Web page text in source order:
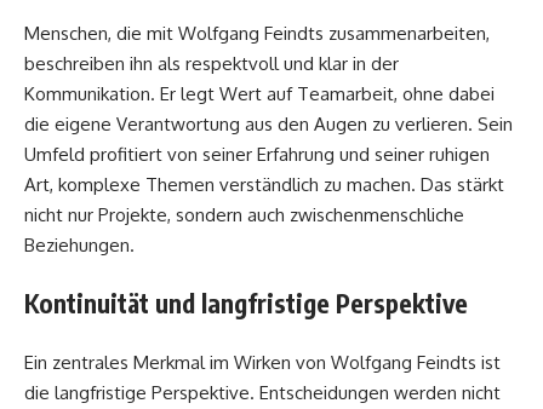
Menschen, die mit Wolfgang Feindts zusammenarbeiten,
beschreiben ihn als respektvoll und klar in der
Kommunikation. Er legt Wert auf Teamarbeit, ohne dabei
die eigene Verantwortung aus den Augen zu verlieren. Sein
Umfeld profitiert von seiner Erfahrung und seiner ruhigen
Art, komplexe Themen verständlich zu machen. Das stärkt
nicht nur Projekte, sondern auch zwischenmenschliche
Beziehungen.
Kontinuität und langfristige Perspektive
Ein zentrales Merkmal im Wirken von Wolfgang Feindts ist
die langfristige Perspektive. Entscheidungen werden nicht